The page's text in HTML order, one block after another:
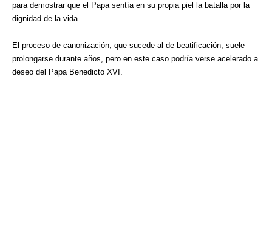
para demostrar que el Papa sentía en su propia piel la batalla por la
dignidad de la vida.
El proceso de canonización, que sucede al de beatificación, suele
prolongarse durante años, pero en este caso podría verse acelerado a
deseo del Papa Benedicto XVI.